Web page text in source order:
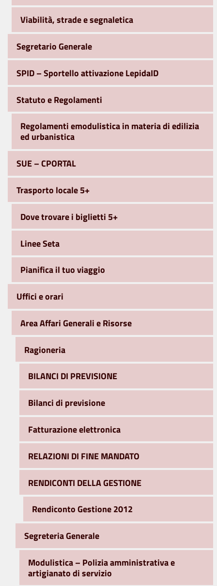
Viabilità, strade e segnaletica
Segretario Generale
SPID – Sportello attivazione LepidaID
Statuto e Regolamenti
Regolamenti emodulistica in materia di edilizia
ed urbanistica
SUE – CPORTAL
Trasporto locale 5+
Dove trovare i biglietti 5+
Linee Seta
Pianifica il tuo viaggio
Uffici e orari
Area Affari Generali e Risorse
Ragioneria
BILANCI DI PREVISIONE
Bilanci di previsione
Fatturazione elettronica
RELAZIONI DI FINE MANDATO
RENDICONTI DELLA GESTIONE
Rendiconto Gestione 2012
Segreteria Generale
Modulistica – Polizia amministrativa e
artigianato di servizio